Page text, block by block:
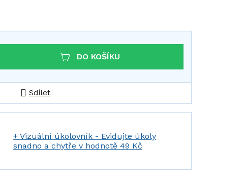
DO KOŠÍKU
+ Vizuální úkolovník - Evidujte úkoly
snadno a chytřev hodnotě 49 Kč
Sdílet